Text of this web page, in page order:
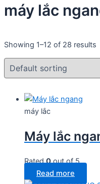
máy lắc
Showing 1–12 of 28 results
máy lắc
Máy lắc
Rated0out of 5
Read more